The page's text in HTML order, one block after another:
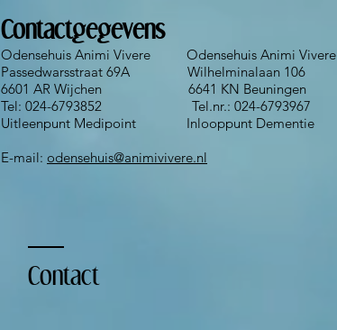
Contactgegevens
Odensehuis Animi Vivere Odensehuis Animi Vivere
Passedwarsstraat 69A Wilhelminalaan 106
6601 AR Wijchen 6641 KN Beuningen
Tel: 024-6793852 Tel.nr.: 024-6793967
Uitleenpunt Medipoint Inlooppunt Dementie
E-mail: odensehuis@animivivere.nl
Contact